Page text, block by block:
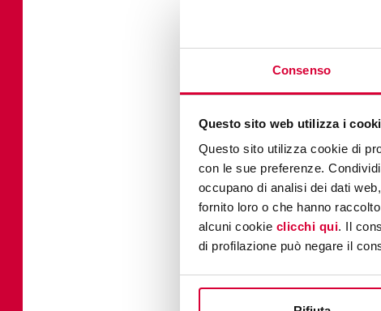
Consenso
Questo sito web utilizza i
Questo sito utilizza cookie di
con le sue preferenze.
occupano di analisi dei dati
fornito loro o che hanno
alcuni cookie clicchi qui. Il
di profilazione può negare il
non avvisa l'utente
forniti suggerimenti
4.1.3 Messaggi di
applicazione filtri), il
nel codice. Gli
simulatore "Prova
Documenti non web:
accessibilità in base
Non sono attualmente